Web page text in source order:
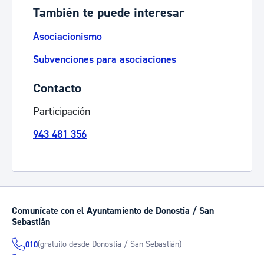
También te puede interesar
Asociacionismo
Subvenciones para asociaciones
Contacto
Participación
943 481 356
Comunícate con el Ayuntamiento de Donostia / San
Sebastián
010(gratuito desde Donostia / San Sebastián)